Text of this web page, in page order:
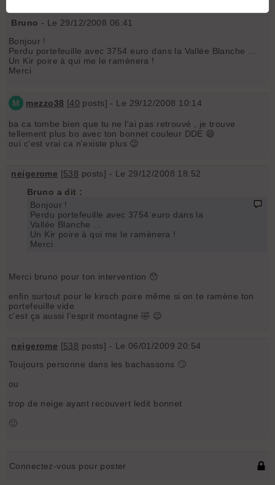
Bruno - Le 29/12/2008 06:41
Bonjour !
Perdu portefeuille avec 3754 euro dans la Vallée Blanche ...
Un Kir poire à qui me le ramènera !
Merci
M mezzo38 [40 posts] - Le 29/12/2008 10:14
ba ca tombe bien que tu ne l'ai pas retrouvé , je trouve
tellement plus bo avec ton bonnet couleur DDE 😄
oui c'est vrai ca n'existe plus 😉
neigerome [538 posts] - Le 29/12/2008 18:52
Bruno a dit :
Bonjour !
Perdu portefeuille avec 3754 euro dans la
Vallée Blanche ...
Un Kir poire à qui me le ramènera !
Merci
Merci bruno pour ton intervention 😯
enfin surtout pour le kirsch poire même si on te ramène ton
portefeuille vide
c'est ça aussi l'esprit montagne 🤣 😉
neigerome [538 posts] - Le 06/01/2009 20:54
Toujours personne dans les bachassons 🙄
ou
trop de neige ayant recouvert ledit bonnet
🙁
Connectez-vous pour poster